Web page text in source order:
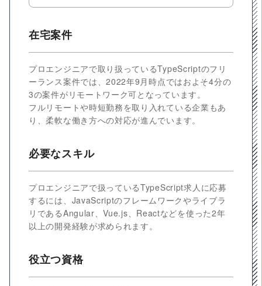
在宅案件
プロエンジニアで取り扱っているTypeScriptのフリ
ーランス案件では、2022年9月時点ではおよそ4分の
3の案件がリモートワーク可となっています。
フルリモートや時短勤務を取り入れている企業もあ
り、柔軟な働き方への対応が進んでいます。
必要なスキル
プロエンジニアで扱っているTypeScript求人に応募
するには、JavaScriptのフレームワークやライブラ
リであるAngular、Vue.js、Reactなどを使った2年
以上の開発経験が求められます。
役立つ資格